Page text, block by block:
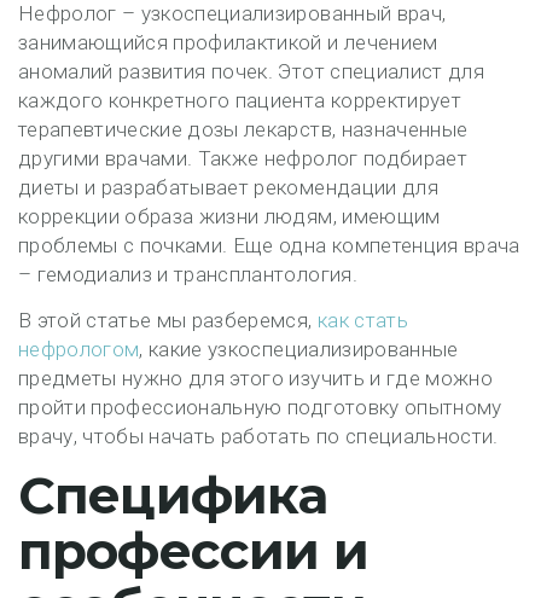
Нефролог – узкоспециализированный врач,
занимающийся профилактикой и лечением
аномалий развития почек. Этот специалист для
каждого конкретного пациента корректирует
терапевтические дозы лекарств, назначенные
другими врачами. Также нефролог подбирает
диеты и разрабатывает рекомендации для
коррекции образа жизни людям, имеющим
проблемы с почками. Еще одна компетенция врача
– гемодиализ и трансплантология.
В этой статье мы разберемся, как стать
нефрологом, какие узкоспециализированные
предметы нужно для этого изучить и где можно
пройти профессиональную подготовку опытному
врачу, чтобы начать работать по специальности.
Специфика
профессии и